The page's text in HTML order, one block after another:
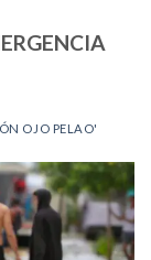
OJO PELAO'